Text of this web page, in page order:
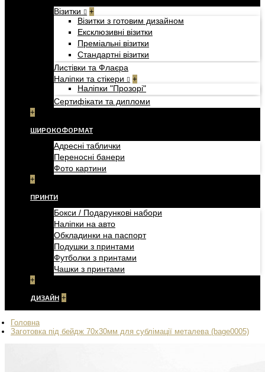
Візитки +
Візитки з готовим дизайном
Ексклюзивні візитки
Преміальні візитки
Стандартні візитки
Листівки та Флаєра
Наліпки та стікери
+
Наліпки "Прозорі"
Сертифікати та дипломи
+
ШИРОКОФОРМАТ
Адресні таблички
Переносні банери
Фото картини
+
ПРИНТИ
Бокси / Подарункові набори
Наліпки на авто
Обкладинки на паспорт
Подушки з принтами
Футболки з принтами
Чашки з принтами
+
ДИЗАЙН +
Головна
Заготовка під бейдж 70х30мм для сублімації металева (bage0005)